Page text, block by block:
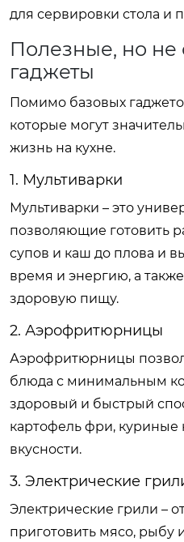
для сервировки стола и
Полезные, но не
гаджеты
Помимо базовых
которые могут
жизнь на кухне.
1. Мультиварки
Мультиварки – это
позволяющие готовить
супов и каш до плова и
время и энергию, а
здоровую пищу.
2. Аэрофритюрницы
Аэрофритюрницы
блюда с минимальным
здоровый и быстрый
картофель фри,
вкусности.
3. Электрические
Электрические грили –
приготовить мясо, рыбу